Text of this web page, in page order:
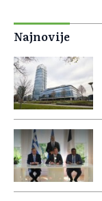
Najnovije